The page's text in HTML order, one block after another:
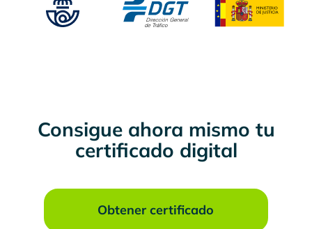
Consigue ahora mismo tu
certificado digital
Obtener certificado